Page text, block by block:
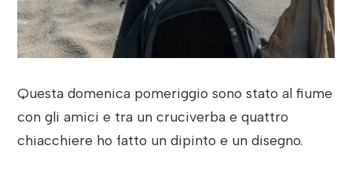
Questa domenica pomeriggio sono stato al fiume
con gli amici e tra un cruciverba e quattro
chiacchiere ho fatto un dipinto e un disegno.